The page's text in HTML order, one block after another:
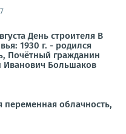
День строителя В
1930 г. - родился
Почётный гражданин
Иванович Большаков
переменная облачность,